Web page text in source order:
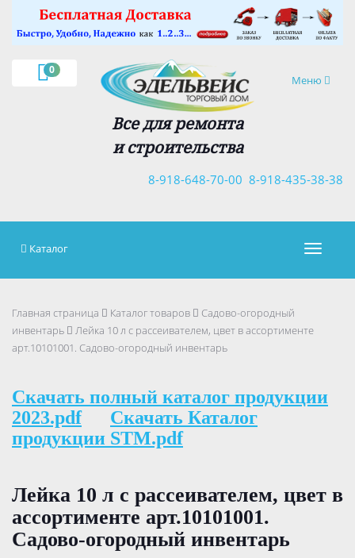
0
Навигация
Меню
Все для ремонта
и строительства
8-918-435-38-38
8-918-648-70-00
×
Каталог
Главная страница Каталог товаров
Садово-огородный
инвентарь
Лейка 10 л с рассеивателем, цвет в ассортименте
арт.10101001. Садово-огородный инвентарь
Скачать полный каталог продукции
2023.pdf
Скачать Каталог
продукции STM.pdf
Лейка 10 л с рассеивателем, цвет в
ассортименте арт.10101001.
Садово-огородный инвентарь